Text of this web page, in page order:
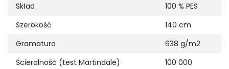
Skład
100 % PES
Szerokość
140 cm
Gramatura
638 g/m2
Ścieralność (test Martindale)
100 000